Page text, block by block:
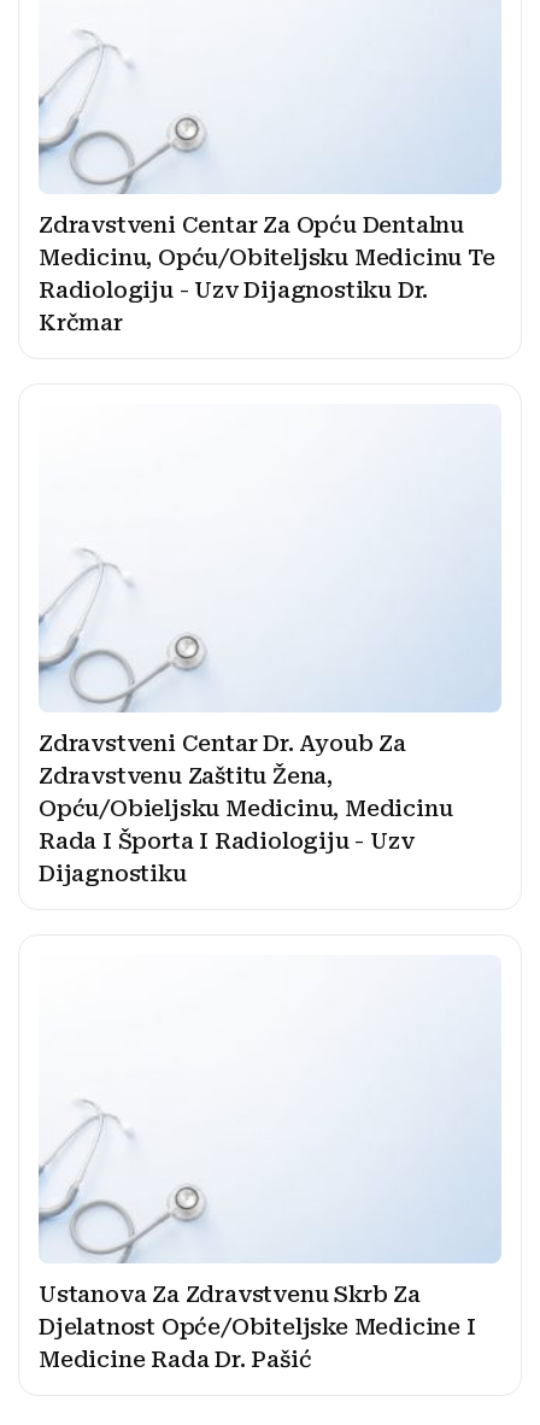
Zdravstveni Centar Za Opću Dentalnu
Medicinu, Opću/Obiteljsku Medicinu Te
Radiologiju - Uzv Dijagnostiku Dr.
Krčmar
Zdravstveni Centar Dr. Ayoub Za
Zdravstvenu Zaštitu Žena,
Opću/Obieljsku Medicinu, Medicinu
Rada I Športa I Radiologiju - Uzv
Dijagnostiku
Ustanova Za Zdravstvenu Skrb Za
Djelatnost Opće/Obiteljske Medicine I
Medicine Rada Dr. Pašić